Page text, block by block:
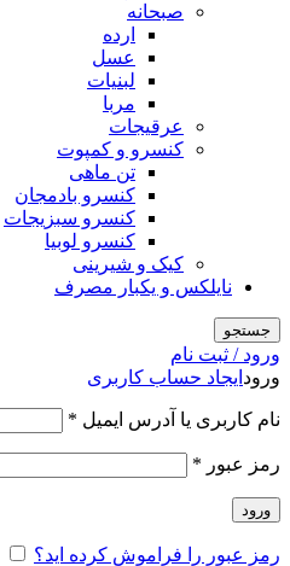
صبحانه
ارده
عسل
لبنیات
مربا
عرقیجات
کنسرو و کمپوت
تن ماهی
کنسرو بادمجان
کنسرو سبزیجات
کنسرو لوبیا
کیک و شیرینی
نایلکس و یکبار مصرف
جستجو
ورود / ثبت نام
ورود ایجاد حساب کاربری
نام کاربری یا آدرس ایمیل *
رمز عبور *
ورود
رمز عبور را فراموش کرده اید؟